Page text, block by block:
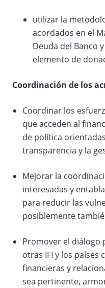
utilizar la
acordados en el
Deuda del Banco
elemento de
Coordinación de los
Coordinar los
que acceden al
de política
transparencia y la
Mejorar la
interesadas y
para reducir las
posiblemente
Promover el diálogo
otras IFI y los países
financieras y
sea pertinente,